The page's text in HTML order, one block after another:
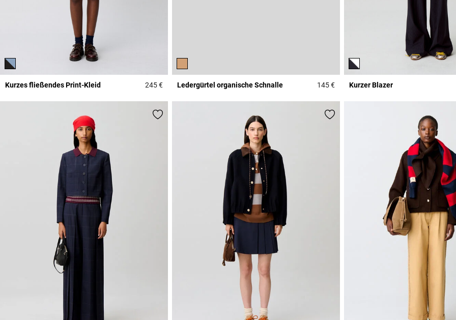
Kurzes fließendes Print-Kleid 245 €3,3 out of 5 Customer Rating
Ledergürtel organische Schnalle 145 €5 out of 5 Customer Rating
Kurzer Blazer